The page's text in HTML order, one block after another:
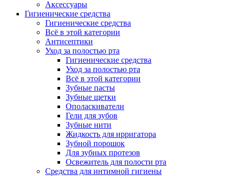
Аксессуары
Гигиенические средства
Гигиенические средства
Всё в этой категории
Антисептики
Уход за полостью рта
Гигиенические средства
Уход за полостью рта
Всё в этой категории
Зубные пасты
Зубные щетки
Ополаскиватели
Гели для зубов
Зубные нити
Жидкость для ирригатора
Зубной порошок
Для зубных протезов
Освежитель для полости рта
Средства для интимной гигиены